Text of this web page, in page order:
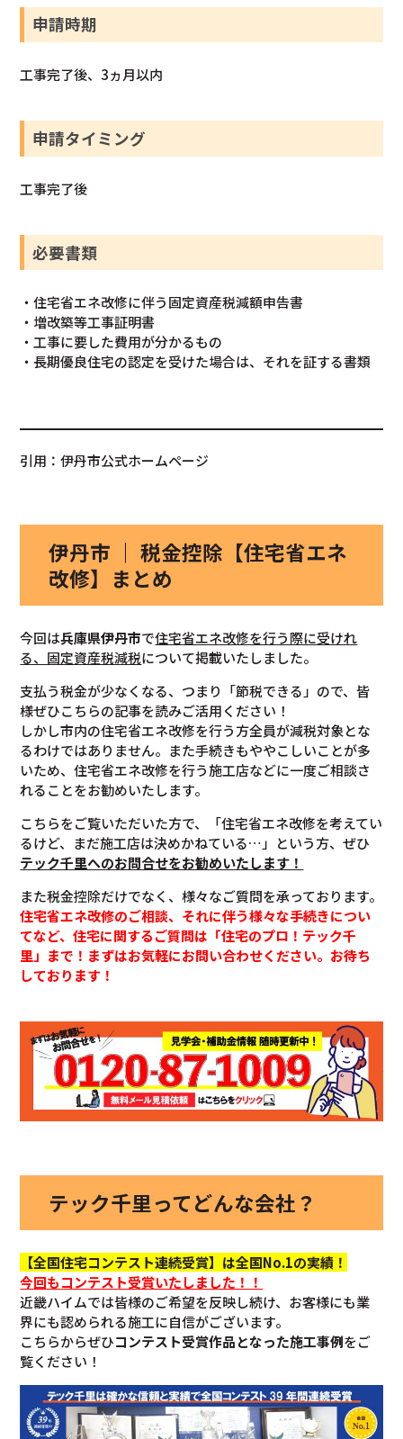
申請時期
工事完了後、3ヵ月以内
申請タイミング
工事完了後
必要書類
・住宅省エネ改修に伴う固定資産税減額申告書
・増改築等工事証明書
・工事に要した費用が分かるもの
・長期優良住宅の認定を受けた場合は、それを証する書類
引用：伊丹市公式ホームページ
伊丹市 ｜ 税金控除【住宅省エネ
改修】まとめ
今回は兵庫県伊丹市で住宅省エネ改修を行う際に受けれ
る、固定資産税減税について掲載いたしました。
支払う税金が少なくなる、つまり「節税できる」ので、皆
様ぜひこちらの記事を読みご活用ください！
しかし市内の住宅省エネ改修を行う方全員が減税対象とな
るわけではありません。また手続きもややこしいことが多
いため、住宅省エネ改修を行う施工店などに一度ご相談さ
れることをお勧めいたします。
こちらをご覧いただいた方で、「住宅省エネ改修を考えてい
るけど、まだ施工店は決めかねている…」という方、ぜひ
テック千里へのお問合せをお勧めいたします！
また税金控除だけでなく、様々なご質問を承っております。
住宅省エネ改修のご相談、それに伴う様々な手続きについ
てなど、住宅に関するご質問は「住宅のプロ！テック千
里」まで！まずはお気軽にお問い合わせください。お待ち
しております！
テック千里ってどんな会社？
【全国住宅コンテスト連続受賞】は全国No.1の実績！
今回もコンテスト受賞いたしました！！
近畿ハイムでは皆様のご希望を反映し続け、お客様にも業
界にも認められる施工に自信がございます。
こちらからぜひコンテスト受賞作品となった施工事例をご
覧ください！